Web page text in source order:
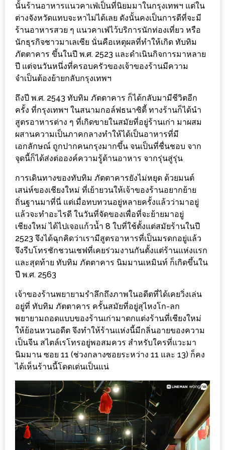
เชียงใหม่
CART
CHECKOUT
DRAFT
–
บาร์บีคิว
สาว
เหนือ
กับ
หนุ่ม
บ้านนา
เมนู
เด็ด
จาก
ANNA
FARM
ที่
เอาชนะ
ใจ
กรรมการ
จาก
DISH
EVENT
ต้อง
ห้าม
พลาด
นั้นร้านอาหารแนวคาเฟ่เป็นที่นิยมมาในกรุงเทพฯ แต่ใน
ต่างจังหวัดแทบจะหาไม่ได้เลย ดังนั้นคงเป็นการดีที่จะมี
ร้านอาหารสวย ๆ แนวคาเฟ่ไว้บริการนักท่องเที่ยว หรือ
นักธุรกิจชาวมาเลเซีย นั่นคือเหตุผลที่ทำให้เกิด ทับทิม
ภัตตาคาร ขึ้นในปี พ.ศ. 2523 และดำเนินกิจการมาหลาย
ปี แต่จนวันหนึ่งที่ครอบครัวของเจ้าของร้านมีความ
จำเป็นต้องย้ายกลับกรุงเทพฯ
ถึงปี พ.ศ. 2543 ทับทิม ภัตตาคาร ก็ได้กลับมามีชีวิตอีก
ครั้ง ที่กรุงเทพฯ ในสนามกอล์ฟธนาซิตี้ ทางร้านก็ได้นำ
สูตรอาหารต่าง ๆ ที่เกิดขายในสมัยที่อยู่ร้านเก่า มาผสม
ผสานความเป็นภาคกลางทำให้ได้เป็นอาหารที่มี
เอกลักษณ์ ถูกปากคนกรุงมากขึ้น จนเป็นที่ชื่นชอบ จาก
จุดนี้ก็ได้ส่งต่อองค์ความรู้ด้านอาหาร จากรุ่นสู่รุ่น
การเดินทางของทับทิม ภัตตาคารยังไม่หยุด ด้วยมนต์
เสน่ห์ของเชียงใหม่ ที่เย้ายวนให้เจ้าของร้านอยากย้าย
ถิ่นฐานมาที่นี่ แต่เมื่อทบทวนอยู่หลายครั้งแล้วว่ามาอยู่
แล้วจะทำอะไรดี ในวันที่จัดของเพื่อที่จะย้ายมาอยู่
เชียงใหม่ ได้ไปเจอแก้วน้ำ 8 ใบที่ใช้ตั้งแต่สมัยร้านในปี
2523 จึงได้ฉุกคิดว่าเรามีสูตรอาหารที่เป็นมรดกอยู่แล้ว
จึงรีบโทรชักชวนเชฟที่เคยร่วมงานกันตั้งแต่ร้านแห่งแรก
และสุดท้าย ทับทิม ภัตตาคาร นิมมานเหมินท์ ก็เกิดขึ้นใน
ปี พ.ศ. 2563
เจ้าของร้านพยายามรำลึกถึงภาพในอดีตที่ได้เคยวิ่งเล่น
อยู่ที่ ทับทิม ภัตตาคาร ครั้นสมัยที่อยู่สุไหงโก-ลก
พยายามถอดแบบของร้านเก่ามาตกแต่งร้านที่เชียงใหม่
ให้ย้อนหวนอดีต จึงทำให้ร้านแห่งนี้มีกลิ่นอายของความ
เป็นจีน สไตล์เรโทรอยู่พอสมควร สำหรับใครที่แวะมา
นิมมาน ซอย 11 (ช่วงกลางซอยระหว่าง 11 และ 13) ก็คง
ได้เห็นร้านนี้โดดเด่นเป็นแน่